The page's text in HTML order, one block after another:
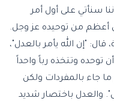
سنأتي على أول أمر
أعظم من توحيده عز وجل.
قال: "إن الله يأمر بالعدل"،
وتتخذه رباً واحداً
جاء بالمفردات ولكن
والعدل باختصار شديد